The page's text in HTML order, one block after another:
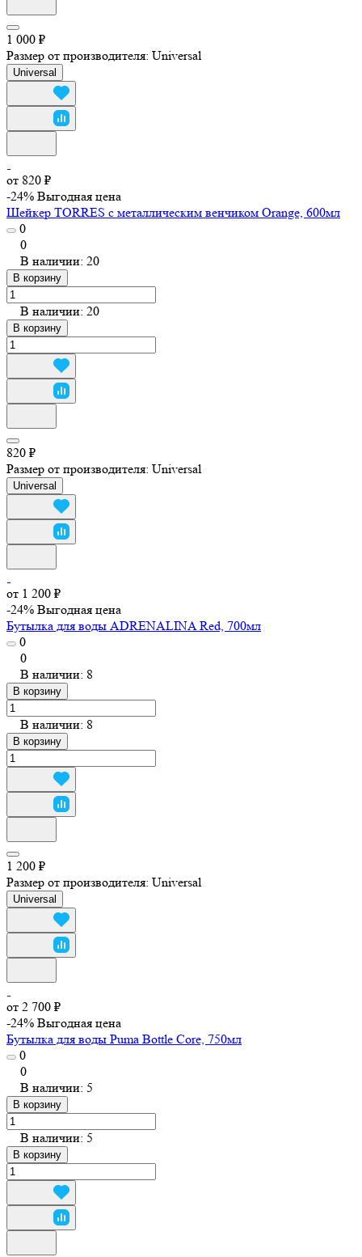
1 000 ₽
Размер от производителя: Universal
Universal
от 820 ₽
-24% Выгодная цена
Шейкер TORRES с металлическим венчиком Orange, 600мл
0
0
В наличии: 20
В корзину
В наличии: 20
В корзину
820 ₽
Размер от производителя: Universal
Universal
от 1 200 ₽
-24% Выгодная цена
Бутылка для воды ADRENALINA Red, 700мл
0
0
В наличии: 8
В корзину
В наличии: 8
В корзину
1 200 ₽
Размер от производителя: Universal
Universal
от 2 700 ₽
-24% Выгодная цена
Бутылка для воды Puma Bottle Core, 750мл
0
0
В наличии: 5
В корзину
В наличии: 5
В корзину